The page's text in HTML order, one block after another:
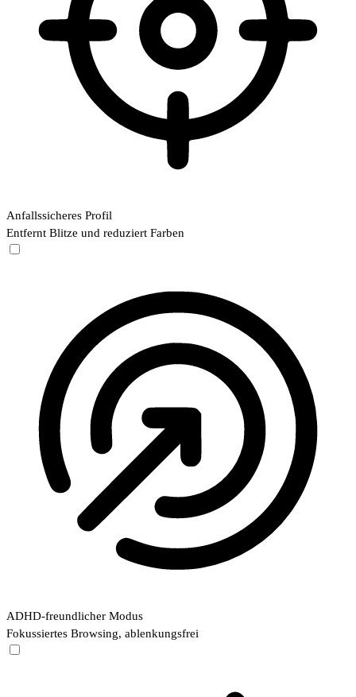
Anfallssicheres Profil
Entfernt Blitze und reduziert Farben
ADHD-freundlicher Modus
Fokussiertes Browsing, ablenkungsfrei